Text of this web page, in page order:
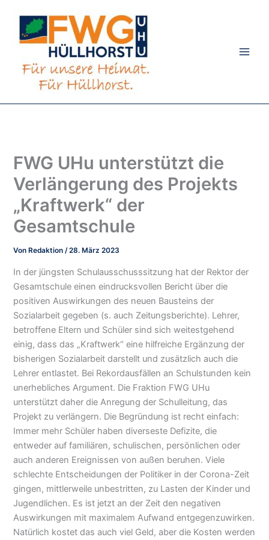
springen
FWG UHu unterstützt die
Verlängerung des Projekts
„Kraftwerk“ der
Gesamtschule
Von Redaktion/28. März 2023
In der jüngsten Schulausschusssitzung hat der Rektor der
Gesamtschule einen eindrucksvollen Bericht über die
positiven Auswirkungen des neuen Bausteins der
Sozialarbeit gegeben (s. auch Zeitungsberichte). Lehrer,
betroffene Eltern und Schüler sind sich weitestgehend
einig, dass das „Kraftwerk“ eine hilfreiche Ergänzung der
bisherigen Sozialarbeit darstellt und zusätzlich auch die
Lehrer entlastet. Bei Rekordausfällen an Schulstunden kein
unerhebliches Argument. Die Fraktion FWG UHu
unterstützt daher die Anregung der Schulleitung, das
Projekt zu verlängern. Die Begründung ist recht einfach:
Immer mehr Schüler haben diverseste Defizite, die
entweder auf familiären, schulischen, persönlichen oder
auch anderen Ereignissen von außen beruhen. Viele
schlechte Entscheidungen der Politiker in der Corona-Zeit
gingen, mittlerweile unbestritten, zu Lasten der Kinder und
Jugendlichen. Es ist jetzt an der Zeit den negativen
Auswirkungen mit maximalem Aufwand entgegenzuwirken.
Natürlich kostet das auch viel Geld, aber die Kosten werden